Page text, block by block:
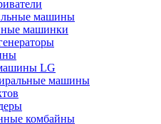
машины
машинки
LG
машины
комбайны